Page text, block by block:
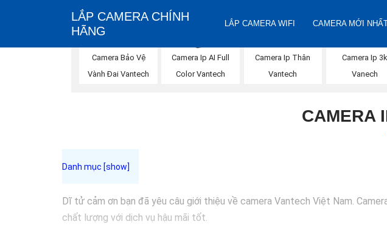
LẮP CAMERA CHÍNH
HÃNG
LẮP CAMERA WIFI CAMERA MỚI
Camera Bảo Vệ
Vành Đai Vantech
Camera Ip AI Full
Color Vantech
Camera Ip Thân
Vantech
Camera Ip 3k
Vanech
CAMERA
Dĩ tử cảm ơn bạn đã yêu câu giới thiệu về camera Vantech Việt Nam.
chất lượng với dịch vụ hậu mãi tốt.